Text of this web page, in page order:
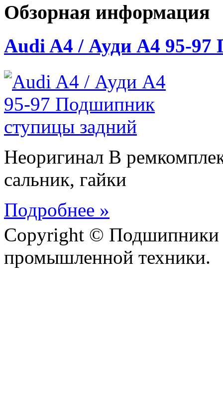
Обзорная информация
Audi A4 / Ауди А4 95-97
Неоригинал В
сальник, гайки
Подробнее »
Copyright © Подшипники
промышленной техники.